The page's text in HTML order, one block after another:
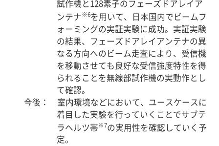
試作機と128素子のフェーズドアレイア
ンテナ※6を用いて、日本国内でビームフ
ォーミングの実証実験に成功。実証実験
の結果、フェーズドアレイアンテナの異
なる方向へのビーム走査により、受信機
を移動させても良好な受信強度特性を得
られることを無線部試作機の実動作とし
て確認。
今後： 室内環境などにおいて、ユースケースに
着目した実験を行っていくことでサブテ
ラヘルツ帯※7の実用性を確認していく予
定。